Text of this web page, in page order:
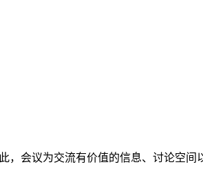
会议为交流有价值的信息、讨论空